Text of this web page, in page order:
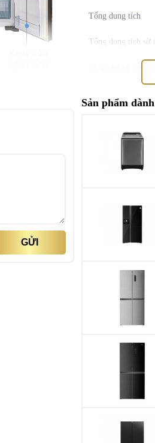
GỬI
Tổng dung tích
Tổng dung tích sử
Số người sử dụng
đá
Dung tích ngăn lạnh
Chất liệu bên
Tủ lạnh Inverter -
Tính năng
Sản phẩm